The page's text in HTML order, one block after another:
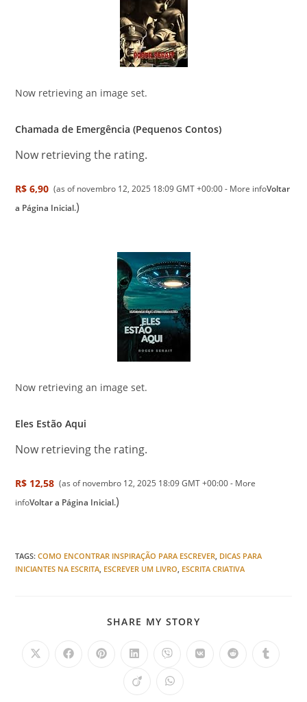
Now retrieving an image set.
Chamada de Emergência (Pequenos Contos)
Now retrieving the rating.
R$ 6,90 (as of novembro 12, 2025 18:09 GMT +00:00 - More infoVoltar
a Página Inicial.)
Now retrieving an image set.
Eles Estão Aqui
Now retrieving the rating.
R$ 12,58 (as of novembro 12, 2025 18:09 GMT +00:00 - More
infoVoltar a Página Inicial.)
TAGS:COMO ENCONTRAR INSPIRAÇÃO PARA ESCREVER, DICAS PARA
INICIANTES NA ESCRITA, ESCREVER UM LIVRO, ESCRITA CRIATIVA
SHARE MY STORY